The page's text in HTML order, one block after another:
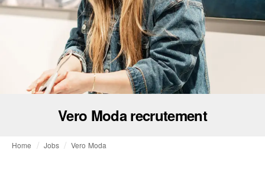
Vero Moda recrutement
Home Jobs Vero Moda